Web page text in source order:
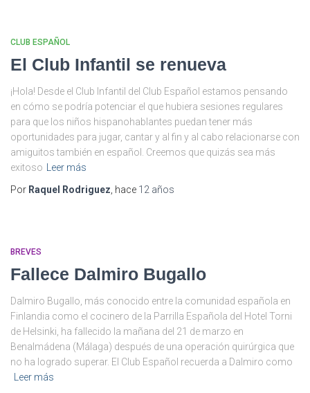
CLUB ESPAÑOL
El Club Infantil se renueva
¡Hola! Desde el Club Infantil del Club Español estamos pensando
en cómo se podría potenciar el que hubiera sesiones regulares
para que los niños hispanohablantes puedan tener más
oportunidades para jugar, cantar y al fin y al cabo relacionarse con
amiguitos también en español. Creemos que quizás sea más
exitoso
Leer más
Por Raquel Rodriguez , hace 12 años
BREVES
Fallece Dalmiro Bugallo
Dalmiro Bugallo, más conocido entre la comunidad española en
Finlandia como el cocinero de la Parrilla Española del Hotel Torni
de Helsinki, ha fallecido la mañana del 21 de marzo en
Benalmádena (Málaga) después de una operación quirúrgica que
no ha logrado superar. El Club Español recuerda a Dalmiro como
Leer más